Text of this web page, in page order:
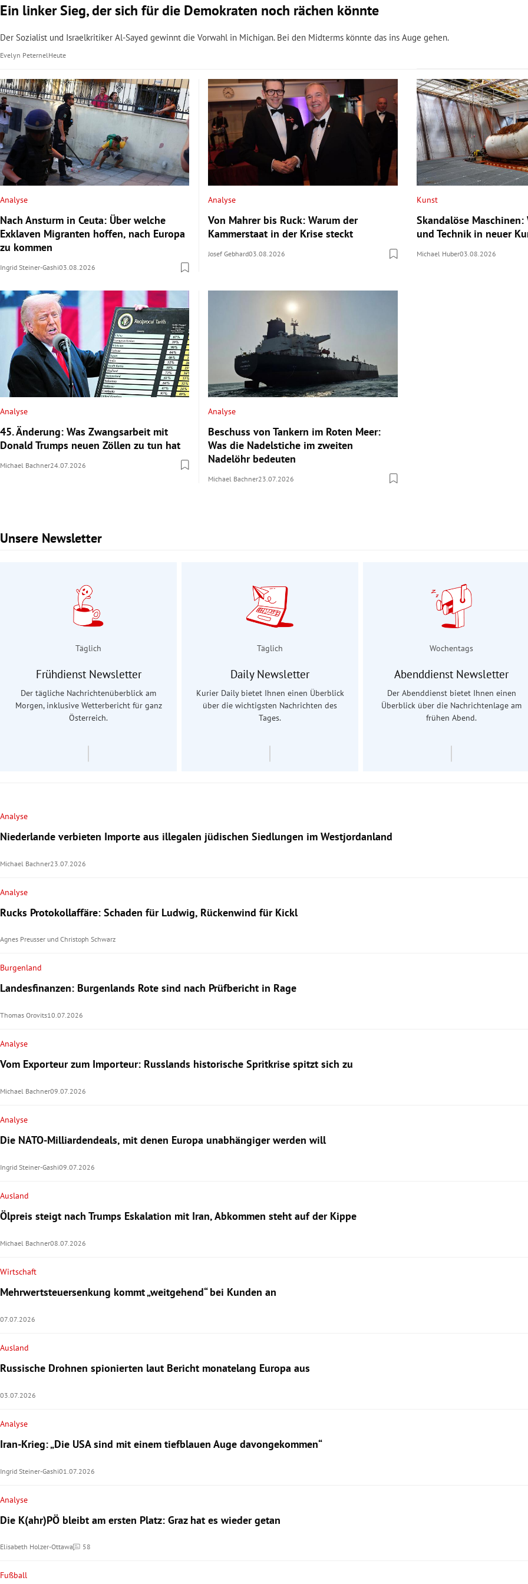
Ein linker Sieg, der sich für die Demokraten noch rächen könnte
Der Sozialist und Israelkritiker Al-Sayed gewinnt die Vorwahl in Michigan. Bei den Midterms könnte das ins Auge gehen.
Evelyn PeternelHeute
Analyse
Nach Ansturm in Ceuta: Über welche
Exklaven Migranten hoffen, nach Europa
zu kommen
Ingrid Steiner-Gashi03.08.2026
Analyse
Von Mahrer bis Ruck: Warum der
Kammerstaat in der Krise steckt
Josef Gebhard03.08.2026
Kunst
Skandalöse
und Technik in neuer
Michael Huber03.08.2026
Analyse
45. Änderung: Was Zwangsarbeit mit
Donald Trumps neuen Zöllen zu tun hat
Michael Bachner24.07.2026
Analyse
Beschuss von Tankern im Roten Meer:
Was die Nadelstiche im zweiten
Nadelöhr bedeuten
Michael Bachner23.07.2026
Unsere Newsletter
Slide 1 von 3
Täglich
Frühdienst Newsletter
Der tägliche Nachrichtenüberblick am
Morgen, inklusive Wetterbericht für ganz
Österreich.
Täglich
Daily Newsletter
Kurier Daily bietet Ihnen einen Überblick
über die wichtigsten Nachrichten des
Tages.
Wochentags
Abenddienst Newsletter
Der Abenddienst bietet Ihnen einen
Überblick über die Nachrichtenlage am
frühen Abend.
Analyse
Niederlande verbieten Importe aus illegalen jüdischen Siedlungen im Westjordanland
Michael Bachner23.07.2026
Analyse
Rucks Protokollaffäre: Schaden für Ludwig, Rückenwind für Kickl
Agnes Preusser und Christoph Schwarz
Burgenland
Landesfinanzen: Burgenlands Rote sind nach Prüfbericht in Rage
Thomas Orovits10.07.2026
Analyse
Vom Exporteur zum Importeur: Russlands historische Spritkrise spitzt sich zu
Michael Bachner09.07.2026
Analyse
Die NATO-Milliardendeals, mit denen Europa unabhängiger werden will
Ingrid Steiner-Gashi09.07.2026
Ausland
Ölpreis steigt nach Trumps Eskalation mit Iran, Abkommen steht auf der Kippe
Michael Bachner08.07.2026
Wirtschaft
Mehrwertsteuersenkung kommt „weitgehend“ bei Kunden an
07.07.2026
Ausland
Russische Drohnen spionierten laut Bericht monatelang Europa aus
03.07.2026
Analyse
Iran-Krieg: „Die USA sind mit einem tiefblauen Auge davongekommen“
Ingrid Steiner-Gashi01.07.2026
Analyse
Die K(ahr)PÖ bleibt am ersten Platz: Graz hat es wieder getan
Elisabeth Holzer-Ottawa 58
Kommentare
Fußball